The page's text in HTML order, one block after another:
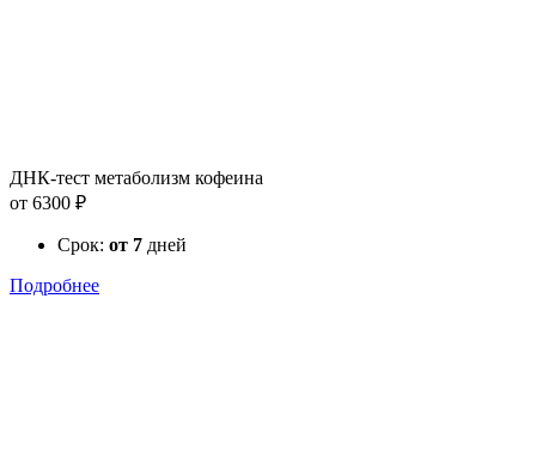
ДНК-тест метаболизм кофеина
от 6300 ₽
Срок: от 7 дней
Подробнее